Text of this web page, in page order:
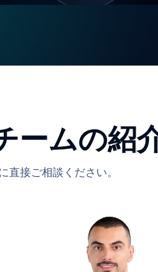
ームの紹
直接ご相談ください。